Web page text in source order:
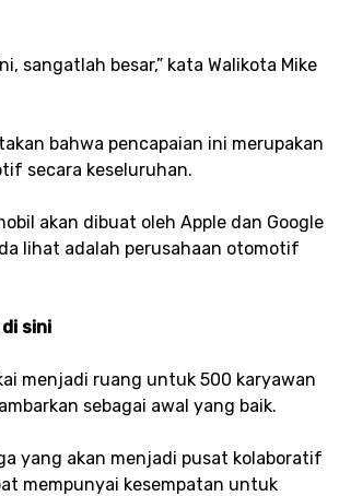
sangatlah besar,” kata Walikota Mike
bahwa pencapaian ini merupakan
secara keseluruhan.
akan dibuat oleh Apple dan Google
lihat adalah perusahaan otomotif
sini
menjadi ruang untuk 500 karyawan
sebagai awal yang baik.
yang akan menjadi pusat kolaboratif
mempunyai kesempatan untuk